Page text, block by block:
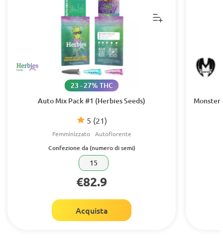
Auto Mix Pack #1 (Herbies Seeds)
5 (21)
23 - 27% THC
Femminizzato Autofiorente
Confezione da (numero di semi)
15
€82.9
Acquista
Monster